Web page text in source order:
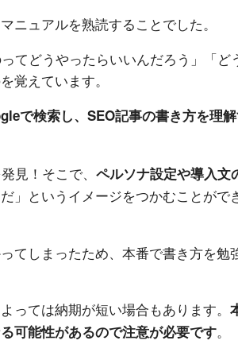
ニュアルを熟読することでした。
てどうやったらいいんだろう」「ど
覚えています。
で検索し、SEO記事の書き方を理
見！そこで、 ペルソナ設定や導入文
」というイメージをつかむことがで
てしまったため、本番で書き方を勉
っては納期が短い場合もあります。
可能性があるので注意が必要です。